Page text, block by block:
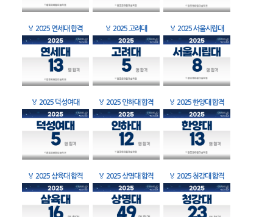
🏅 2025 연세대 합격 🏅 2025 고려대 🏅 2025 서울시립대
🏅 2025 덕성여대 🏅 2025 인하대 합격 🏅 2025 한양대 합격
🏅 2025 삼육대 합격 🏅 2025 상명대 합격 🏅 2025 청강대 합격